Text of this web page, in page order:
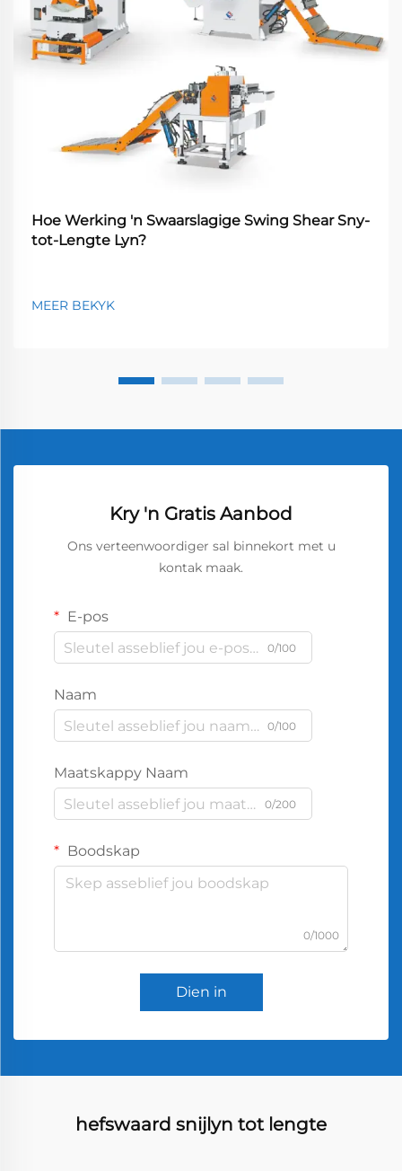
Hoe Werking 'n Swaarslagige Swing Shear Sny-
tot-Lengte Lyn?
MEER BEKYK
Kry 'n Gratis Aanbod
Ons verteenwoordiger sal binnekort met u
kontak maak.
E-pos
0/100
Naam
0/100
Maatskappy Naam
0/200
Boodskap
0/1000
Dien in
hefswaard snijlyn tot lengte